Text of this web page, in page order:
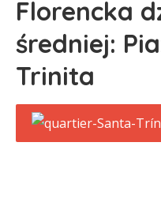
Florencka
średniej:
Trinita